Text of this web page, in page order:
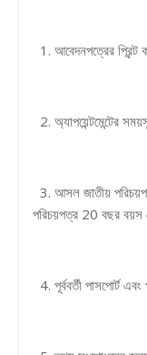
1. আবেদনপত্রের প্রিন্ট
2. অ্যাপয়েন্টমেন্টের
3. আসল জাতীয়
পরিচয়পত্র 20 বছর বয়স
4. পূর্ববর্তী পাসপোর্ট